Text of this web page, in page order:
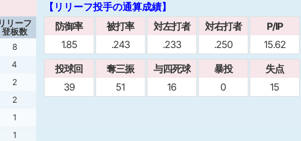
リリーフ
登板数
8
4
2
2
1
1
【リリーフ投手の通算成績】
防御率
1.85
被打率
.243
対左打者
.233
対右打者
.250
P/IP
15.62
投球回
39
奪三振
51
与四死球
16
暴投
0
失点
15